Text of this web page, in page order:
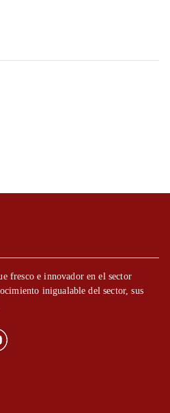
fresco e innovador en el sector
inigualable del sector, sus